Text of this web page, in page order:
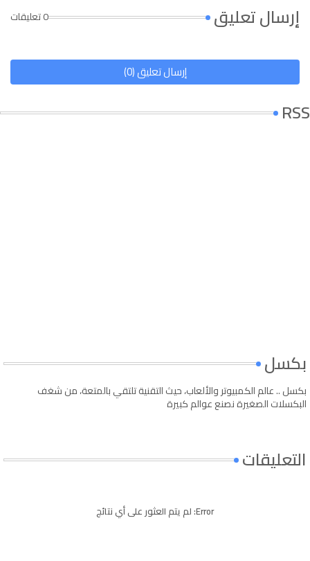
إرسال تعليق 0 تعليقات
إرسال تعليق (0)
RSS
بكسل
بكسل .. عالم الكمبيوتر والألعاب، حيث التقنية تلتقي بالمتعة، من شغف
البكسلات الصغيرة نصنع عوالم كبيرة
التعليقات
Error: لم يتم العثور على أي نتائج